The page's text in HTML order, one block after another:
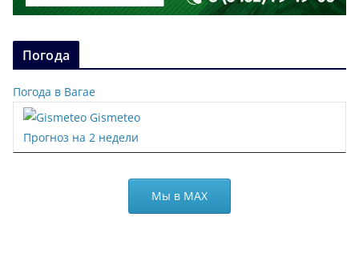
Погода
Погода в Вагае
Gismeteo
Прогноз на 2 недели
Мы в МАХ